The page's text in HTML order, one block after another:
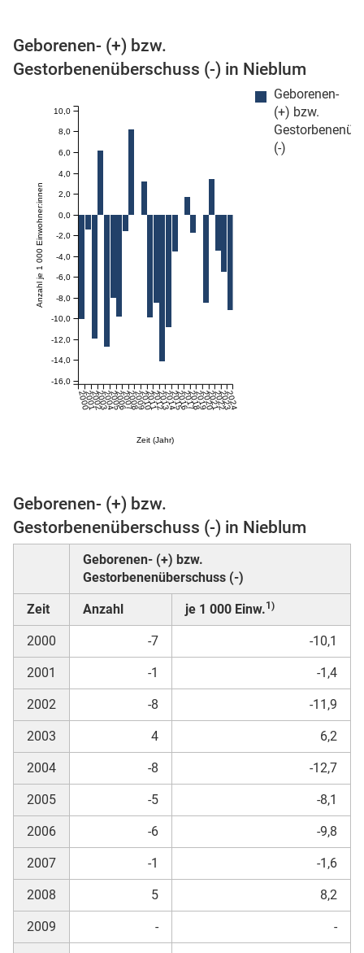
(Mikrozensus)
Geborenen- (+) bzw.
Gestorbenenüberschuss (-) in Nieblum
Geborenen-
(+) bzw.
(-)
Zeit (Jahr)
200020012002200320042005200620072008200920102011201220132014201520162017201820192020202120222023
2024
Anzahl je 1 000 Einwohner:innen
-16,0
-14,0
-12,0
-10,0
-8,0
-6,0
-4,0
-2,0
0,0
2,0
4,0
6,0
8,0
10,0
Geborenen- (+) bzw.
Gestorbenenüberschuss (-) in Nieblum
Geborenen- (+) bzw.
Gestorbenenüberschuss (-)
Zeit Anzahl je 1 000 Einw.1)
2000 -7 -10,1
2001 -1 -1,4
2002 -8 -11,9
2003 4 6,2
2004 -8 -12,7
2005 -5 -8,1
2006 -6 -9,8
2007 -1 -1,6
2008 5 8,2
2009 - -